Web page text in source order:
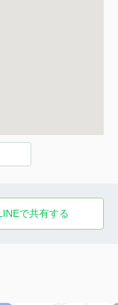
で共有する